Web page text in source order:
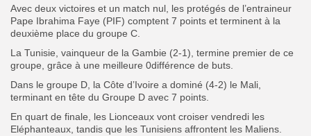
Avec deux victoires et un match nul, les protégés de l’entraineur
Pape Ibrahima Faye (PIF) comptent 7 points et terminent à la
deuxième place du groupe C.
La Tunisie, vainqueur de la Gambie (2-1), termine premier de ce
groupe, grâce à une meilleure 0différence de buts.
Dans le groupe D, la Côte d’Ivoire a dominé (4-2) le Mali,
terminant en tête du Groupe D avec 7 points.
En quart de finale, les Lionceaux vont croiser vendredi les
Eléphanteaux, tandis que les Tunisiens affrontent les Maliens.